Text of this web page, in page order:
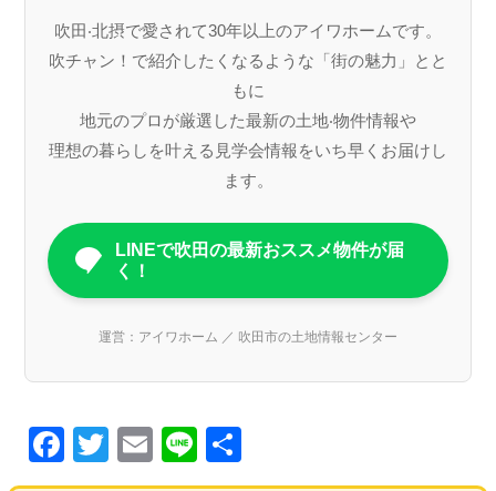
吹⽥‧北摂で愛されて30年以上のアイワホームです。
吹チャン！で紹介したくなるような「街の魅⼒」とと
もに
地元のプロが厳選した最新の⼟地‧物件情報や
理想の暮らしを叶える⾒学会情報をいち早くお届けし
ます。
LINEで吹田の最新おススメ物件が届
く！
運営：アイワホーム ／ 吹田市の土地情報センター
F
a
T
wi
E
m
Li
n
有